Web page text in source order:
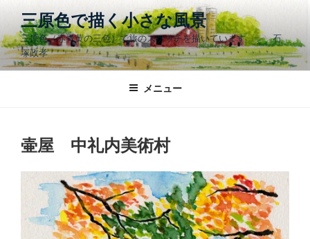
テ
ン
ツ
三原色で描く小さな風景
三原色（赤青黄の三色）で旅のスケッチを描いています 石
塚政孝
メニュー
壷屋 中礼内美術村